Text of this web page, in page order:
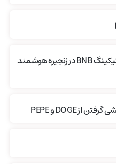
نمای کلی BSC Staking – استیکینگ BNB در زنجیره هوشمند